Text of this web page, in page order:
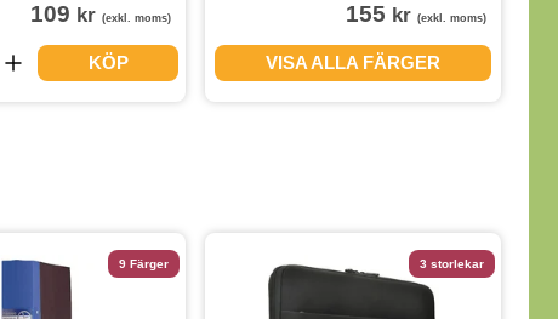
109 kr (exkl. moms)
KÖP
155 kr (exkl. moms)
VISA ALLA FÄRGER
9 Färger 3 storlekar